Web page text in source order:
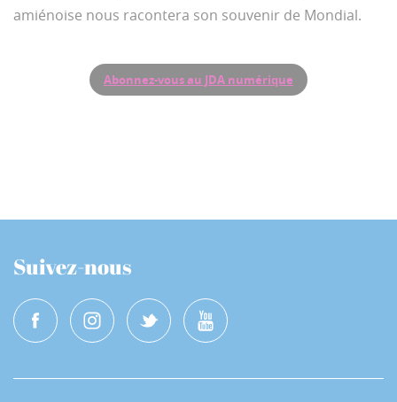
amiénoise nous racontera son souvenir de Mondial.
Abonnez-vous au JDA numérique
Suivez-nous